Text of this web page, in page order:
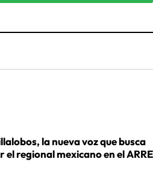
la nueva voz que busca
el regional mexicano en el ARRE